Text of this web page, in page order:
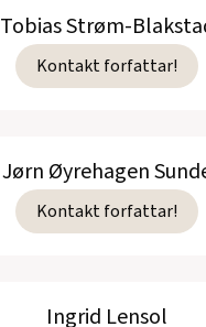
Tobias Strøm-
Kontakt forfattar!
Jørn Øyrehagen
Kontakt forfattar!
Ingrid Lensol